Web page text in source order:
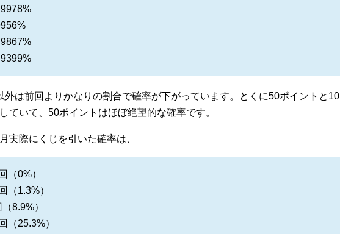
外は前回よりかなりの割合で確率が下がっています。とくに50ポイントと10
ていて、50ポイントはほぼ絶望的な確率です。
実際にくじを引いた確率は、
（0%）
（1.3%）
8.9%）
（25.3%）